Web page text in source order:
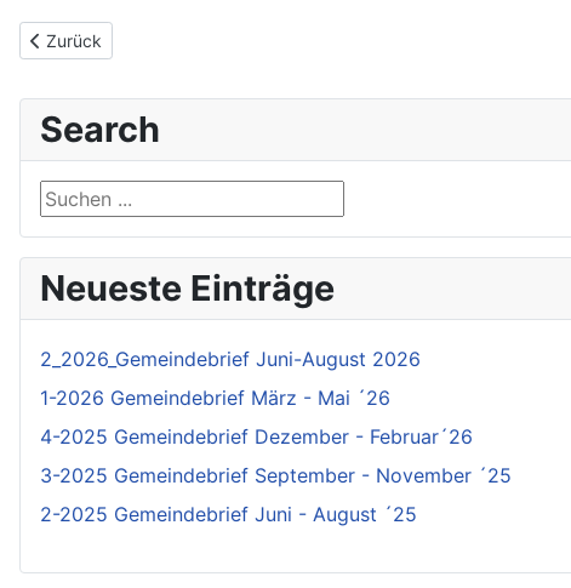
Vorheriger Beitrag: St. Georgen Kirche
Zurück
Search
Suchen ...
Neueste Einträge
2_2026_Gemeindebrief Juni-August 2026
1-2026 Gemeindebrief März - Mai ´26
4-2025 Gemeindebrief Dezember - Februar´26
3-2025 Gemeindebrief September - November ´25
2-2025 Gemeindebrief Juni - August ´25